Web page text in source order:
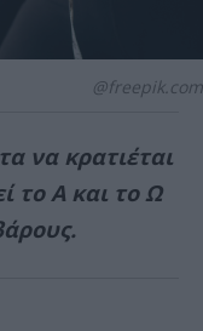
@freepik.com
να κρατιέται
το Α και το Ω